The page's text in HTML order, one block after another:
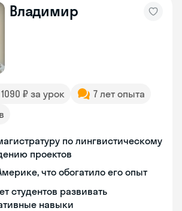
Владимир
₽ за урок
7 лет опыта
по лингвистическому
проектов
что обогатило его опыт
студентов развивать
навыки